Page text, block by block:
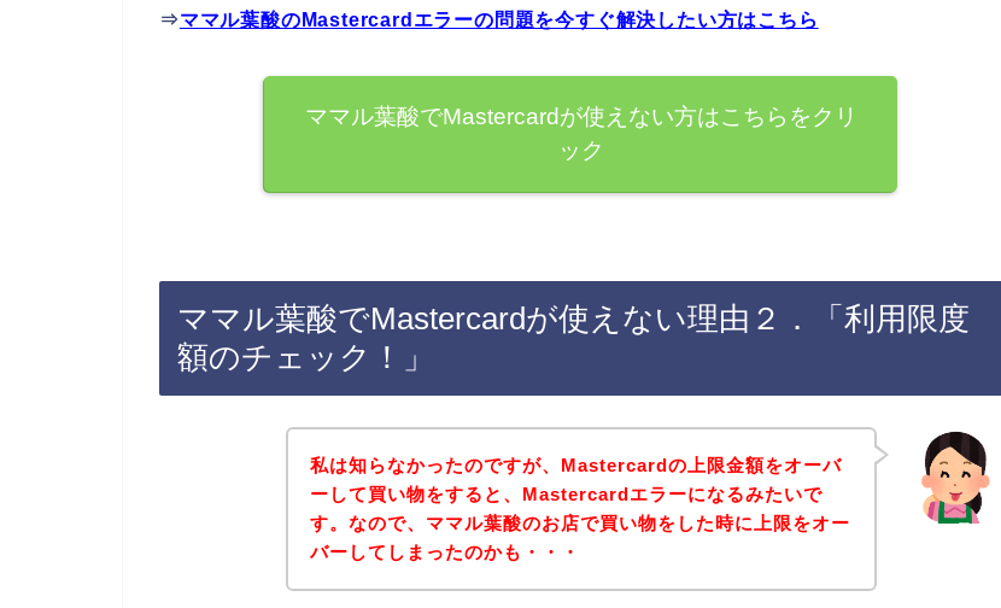
⇒ママル葉酸のMastercardエラーの問題を今すぐ解決したい方はこちら
ママル葉酸でMastercardが使えない方はこちらをクリ
ック
ママル葉酸でMastercardが使えない理由２．「利用限度
額のチェック！」
私は知らなかったのですが、Mastercardの上限金額をオーバ
ーして買い物をすると、Mastercardエラーになるみたいで
す。なので、ママル葉酸のお店で買い物をした時に上限をオー
バーしてしまったのかも・・・